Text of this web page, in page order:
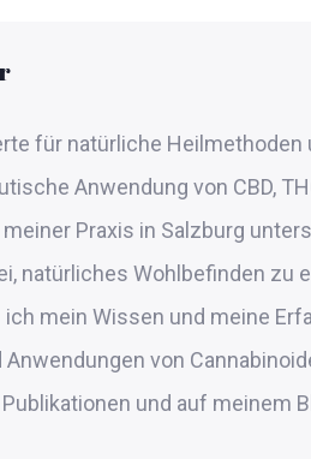
für natürliche Heilmethoden
Anwendung von CBD,
Praxis in Salzburg
natürliches Wohlbefinden zu
mein Wissen und meine
von
und auf meinem